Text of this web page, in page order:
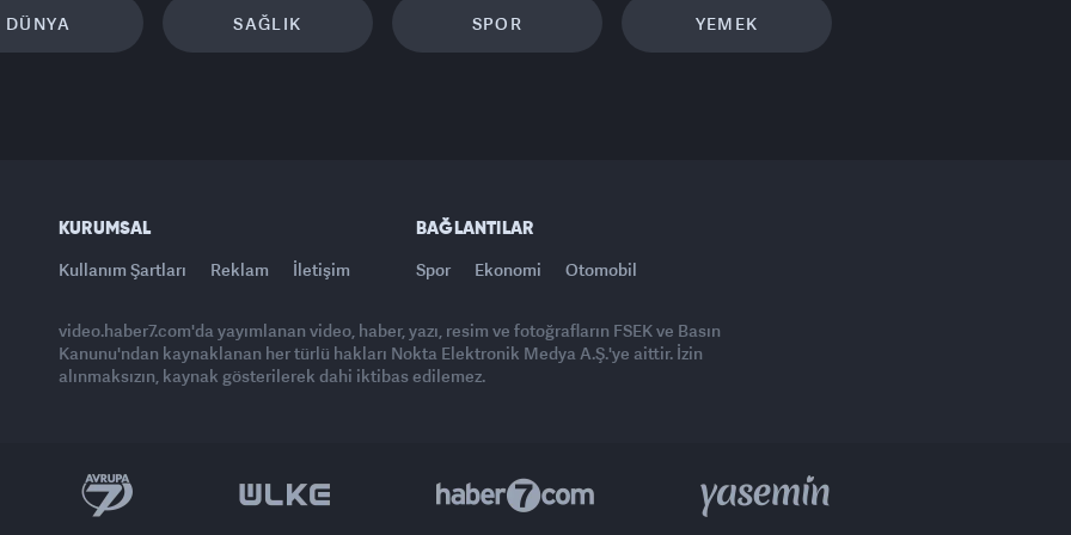
DÜNYA SAĞLIK SPOR YEMEK
KURUMSAL
Kullanım Şartları Reklam İletişim
BAĞLANTILAR
Spor Ekonomi Otomobil
video.haber7.com'da yayımlanan video, haber, yazı, resim ve fotoğrafların FSEK ve Basın
Kanunu'ndan kaynaklanan her türlü hakları Nokta Elektronik Medya A.Ş.'ye aittir. İzin
alınmaksızın, kaynak gösterilerek dahi iktibas edilemez.